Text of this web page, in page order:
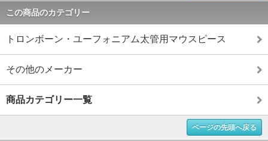
この商品のカテゴリー
トロンボーン・ユーフォニアム太管用マウスピース
その他のメーカー
商品カテゴリー一覧
ページの先頭へ戻る